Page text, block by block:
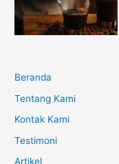
Beranda
Tentang Kami
Kontak Kami
Testimoni
Artikel